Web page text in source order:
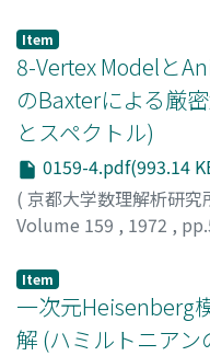
MASAKAZU
Item
8-Vertex Modelと
のBaxterによる厳
とスペクトル)
0159-4.pdf(993.14
( 京都大学数理解析研究
Volume 159 , 1972 ,
Item
一次元Heisenberg
解 (ハミルトニア